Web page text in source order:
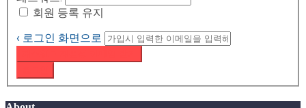
회원 등록 유지
‹ 로그인 화면으로